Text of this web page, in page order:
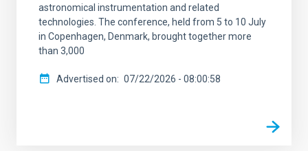
astronomical instrumentation and related
technologies. The conference, held from 5 to 10 July
in Copenhagen, Denmark, brought together more
than 3,000
Advertised on 07/22/2026 - 08:00:58